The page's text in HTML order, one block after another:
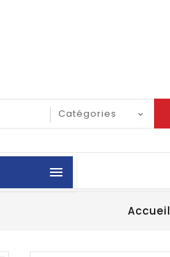

Accueil